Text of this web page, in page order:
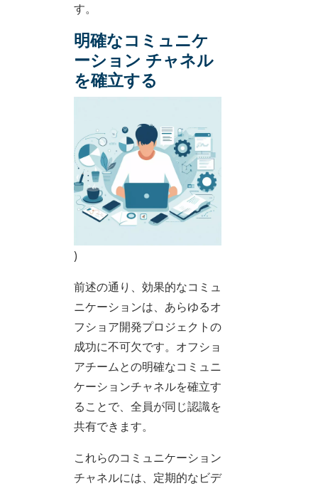
す。
明確なコミュニケ
ーション チャネル
を確立する
)
前述の通り、効果的なコミュ
ニケーションは、あらゆるオ
フショア開発プロジェクトの
成功に不可欠です。オフショ
アチームとの明確なコミュニ
ケーションチャネルを確立す
ることで、全員が同じ認識を
共有できます。
これらのコミュニケーション
チャネルには、定期的なビデ